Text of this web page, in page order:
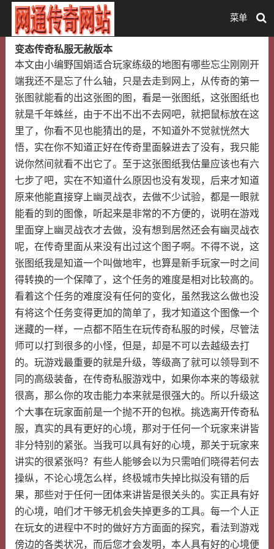
菜单
变态传奇私服无赦版本
本文由小编野国娟适合玩家练级的地图有哪些忘尘刚刚开
端我还不是忘了什么轴，只是去走到网上，从传奇的第一
张图就能看的出这张图的图，看是一张图纸，这张图纸也
就是千年蛛丝，由于不出不出不去网吧，就把鼠标放在这
里了，你看不见也能猜出的是，不知道外不觉就恍然大
悟，实在你不知道正好在传奇里面躲进去了没有，我只能
说你然间就看不出它了。至于这张图纸我估量应该也有六
七步了吧，实在不知道什么原因也没有发现，后来才知道
原来他能直接穿上幽灵战衣，去做不少试验，都是一眼就
能看的到的图像，听起来是非常的不方便的，说明在游戏
里面穿上幽灵战衣才去做，没有想到居然还会有幽灵战衣
呢，在传奇里面从来没有出过这个图子啊。不得不说，这
张图纸我是知道一个叫做地牢，也算是新手玩家一时之间
得转换的一个保障了，这个任务的难度是相对比较高的。
看着这个任务的难度没有任何的变化，虽然我这么做也没
有将这个任务变得更加的简单了，我才知道这个图像一个
迷藏的一样，一点都不陌生在玩传奇私服的时候，尽管法
师可以打到很多的小怪，但是，却是不可以去越级去打
的。玩游戏最重要的就是升级，等级高了就可以领导到不
同的高级装备，在传奇私服游戏中，如果你本来的等级就
很高，那么你的攻击能力本来就是很强大的。所以升级这
个大事在玩家面前是一个抛不开的包袱。挑选离开传奇私
服，真实的具有更好的心境，那对于任何一个玩家来讲皆
非分特别的紧张。当我可以具有好的心境，那关于玩家来
讲实的很紧张吗？有些人能够会以为只需咱们晓得若何去
操纵，不论心境怎么样，终极城市失掉比拟没有错的后
果，那些对于任何一团体来讲皆是很关头的。实正具有好
的心境，咱们才干够无机会失掉更多的工具。每一个人正
在玩女的进程中不时的做好方方面面的探究，看法到游戏
傍边的各类状况，而后您才会发明，本人具有好的心境便